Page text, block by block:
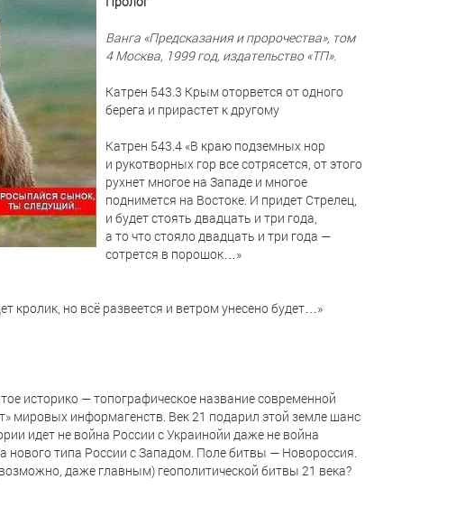
Ванга «Предсказания и пророчества», том
4 Москва, 1999 год, издательство «ТП».
Катрен 543.3 Крым оторвется от одного
берега и прирастет к другому
Катрен 543.4 «В краю подземных нор
и рукотворных гор все сотрясется, от этого
рухнет многое на Западе и многое
поднимется на Востоке. И придет Стрелец,
и будет стоять двадцать и три года,
а то что стояло двадцать и три года —
сотрется в порошок…»
кролик, но всё развеется и ветром унесено будет…»
историко — топографическое название современной
мировых информагенств. Век 21 подарил этой земле шанс
идет не война России с Украинойи даже не война
типа России с Западом. Поле битвы — Новороссия.
даже главным) геополитической битвы 21 века?